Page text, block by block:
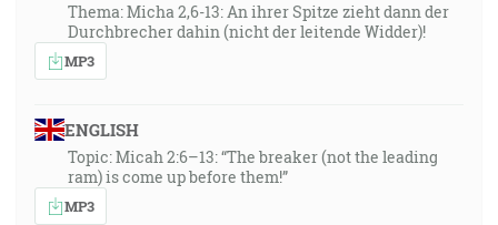
Thema: Micha 2,6-13: An ihrer Spitze zieht dann der
Durchbrecher dahin (nicht der leitende Widder)!
MP3
ENGLISH
Topic: Micah 2:6–13: “The breaker (not the leading
ram) is come up before them!”
MP3